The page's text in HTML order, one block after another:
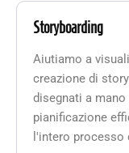
Storyboarding
Aiutiamo a
creazione di
disegnati a
pianificazione
l'intero processo